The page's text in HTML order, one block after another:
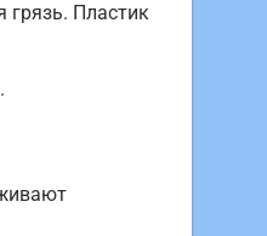
грязь. Пластик